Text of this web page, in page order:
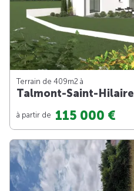
Terrain de 409m2 à
Talmont-Saint-Hilaire
à partir de 115 000 €